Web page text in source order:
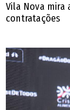
Vila Nova mira
contratações